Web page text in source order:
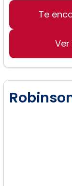
Te